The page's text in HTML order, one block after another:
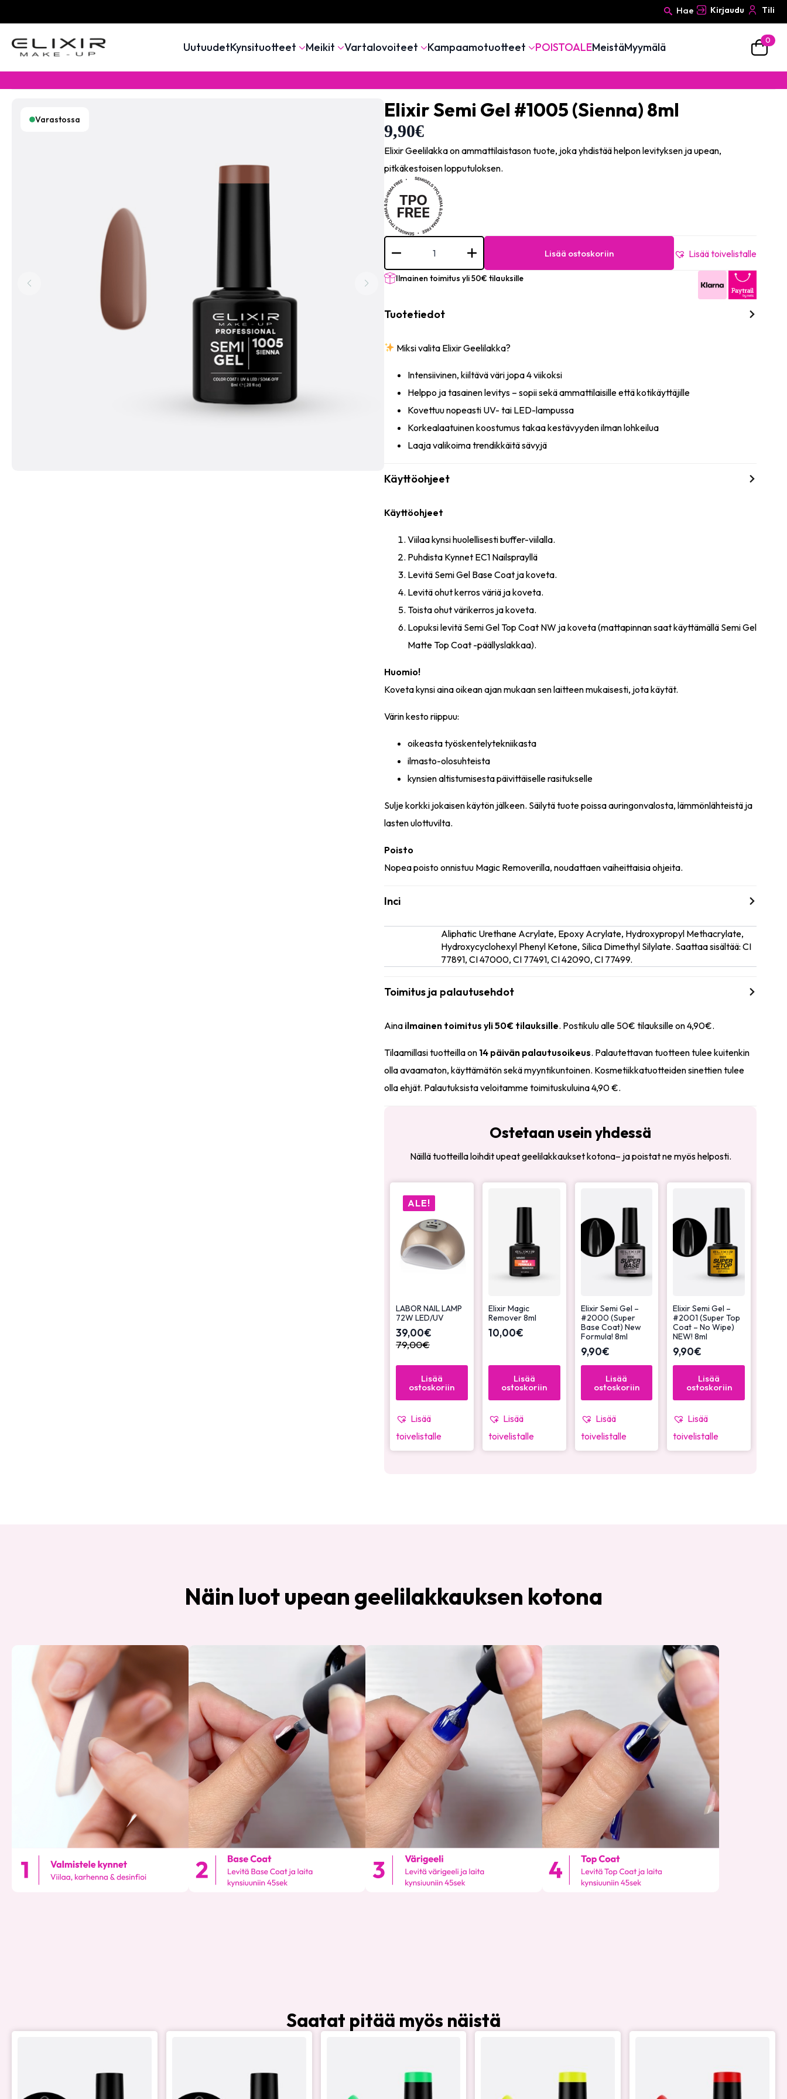
Search
Hae Kirjaudu Tili
UutuudetKynsituotteet Meikit Vartalovoiteet Kampaamotuotteet POISTOALEMeistäMyymälä
0
Varastossa Elixir Semi Gel #1005 (Sienna) 8ml
9,90€
Elixir Geelilakka on ammattilaistason tuote, joka yhdistää helpon levityksen ja upean,
pitkäkestoisen lopputuloksen.
Elixir
Semi
#1005
(Sienna)
8ml
Lisää ostoskoriin Lisää toivelistalle
Ilmainen toimitus yli 50€ tilauksille
Tuotetiedot
Miksi valita Elixir Geelilakka?
Intensiivinen, kiiltävä väri jopa 4 viikoksi
Helppo ja tasainen levitys – sopii sekä ammattilaisille että kotikäyttäjille
Kovettuu nopeasti UV- tai LED-lampussa
Korkealaatuinen koostumus takaa kestävyyden ilman lohkeilua
Laaja valikoima trendikkäitä sävyjä
Käyttöohjeet
Käyttöohjeet
Viilaa kynsi huolellisesti buffer-viilalla.
Puhdista Kynnet EC1 Nailsprayllä
Levitä Semi Gel Base Coat ja koveta.
Levitä ohut kerros väriä ja koveta.
Toista ohut värikerros ja koveta.
Lopuksi levitä Semi Gel Top Coat NW ja koveta (mattapinnan saat käyttämällä Semi Gel
Matte Top Coat -päällyslakkaa).
Huomio!
Koveta kynsi aina oikean ajan mukaan sen laitteen mukaisesti, jota käytät.
Värin kesto riippuu:
oikeasta työskentelytekniikasta
ilmasto-olosuhteista
kynsien altistumisesta päivittäiselle rasitukselle
Sulje korkki jokaisen käytön jälkeen. Säilytä tuote poissa auringonvalosta, lämmönlähteistä ja
lasten ulottuvilta.
Poisto
Nopea poisto onnistuu Magic Removerilla, noudattaen vaiheittaisia ohjeita.
Inci
Aliphatic Urethane Acrylate, Epoxy Acrylate, Hydroxypropyl Methacrylate,
Hydroxycyclohexyl Phenyl Ketone, Silica Dimethyl Silylate. Saattaa sisältää: CI
77891, CI 47000, CI 77491, CI 42090, CI 77499.
Toimitus ja palautusehdot
Aina ilmainen toimitus yli 50€ tilauksille. Postikulu alle 50€ tilauksille on 4,90€.
Tilaamillasi tuotteilla on 14 päivän palautusoikeus. Palautettavan tuotteen tulee kuitenkin
olla avaamaton, käyttämätön sekä myyntikuntoinen. Kosmetiikkatuotteiden sinettien tulee
olla ehjät. Palautuksista veloitamme toimituskuluina 4,90 €.
Ostetaan usein yhdessä
Näillä tuotteilla loihdit upeat geelilakkaukset kotona– ja poistat ne myös helposti.
ALE!
LABOR NAIL LAMP
72W LED/UV
79,00€
39,00€
Lisää
ostoskoriin
Lisää
toivelistalle
Elixir Magic
Remover 8ml
10,00€
Lisää
ostoskoriin
Lisää
toivelistalle
Elixir Semi Gel –
#2000 (Super
Base Coat) New
Formula! 8ml
9,90€
Lisää
ostoskoriin
Lisää
toivelistalle
Elixir Semi Gel –
#2001 (Super Top
Coat – No Wipe)
NEW! 8ml
9,90€
Lisää
ostoskoriin
Lisää
toivelistalle
Näin luot upean geelilakkauksen kotona
Saatat pitää myös näistä